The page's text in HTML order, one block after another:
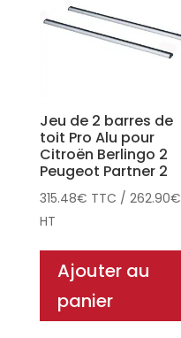
Jeu de 2 barres de
toit Pro Alu pour
Citroën Berlingo 2
Peugeot Partner 2
315.48€ TTC / 262.90€
HT
Ajouter au
panier